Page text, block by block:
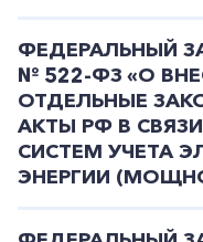
Частным
ФЕДЕРАЛЬНЫЙ
№ 522-ФЗ «О
ОТДЕЛЬНЫЕ
АКТЫ РФ В
СИСТЕМ УЧЕТА
ЭНЕРГИИ